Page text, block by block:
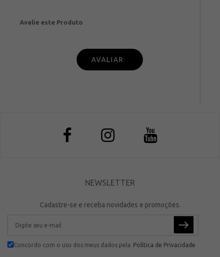
Avalie este Produto
NEWSLETTER
Cadastre-se e receba novidades e promoções.
Concordo com o uso dos meus dados pela Política de Privacidade